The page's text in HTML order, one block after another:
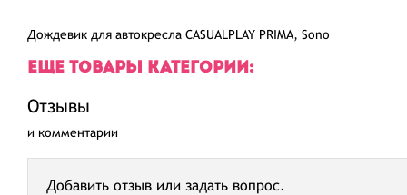
Дождевик для автокресла CASUALPLAY PRIMA, Sono
ЕЩЕ ТОВАРЫ КАТЕГОРИИ:
Отзывы
и комментарии
Добавить отзыв или задать вопрос.